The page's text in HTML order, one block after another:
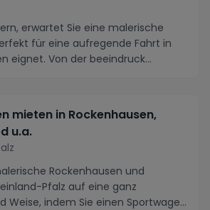
erwartet Sie eine malerische
für eine aufregende Fahrt in
eignet. Von der beeindruck...
mieten in Rockenhausen,
u.a.
Rockenhausen und
Pfalz auf eine ganz
Weise, indem Sie einen Sportwagen